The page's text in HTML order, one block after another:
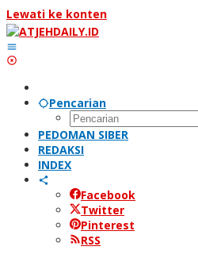
Lewati ke konten
Pencarian
PEDOMAN SIBER
REDAKSI
INDEX
Facebook
Twitter
Pinterest
RSS